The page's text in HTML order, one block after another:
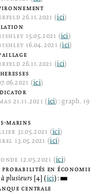
26.11.2021 (ici)
15.05.2021 (ici)
16.04.2021 (ici)
26.11.2021 (ici)
(ici)
21.11.2021 (ici): graph.
marins
31.05.2021 (ici)
13.05.2021 (ici)
12.05.2021 (ici)
en
plusieurs [4] (ici):3
centrale